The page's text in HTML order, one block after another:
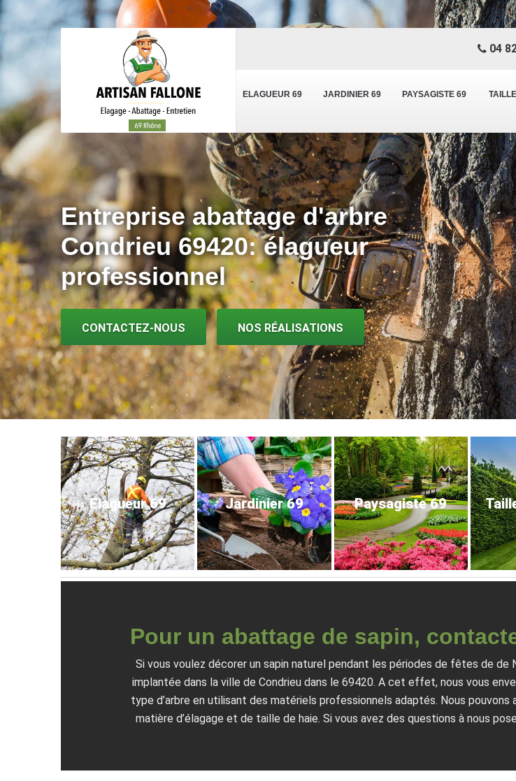
ELAGUEUR 69 JARDINIER 69 PAYSAGISTE 69
04
Entreprise abattage d'arbre
Condrieu 69420: élagueur
professionnel
CONTACTEZ-NOUS NOS RÉALISATIONS
Elagueur 69 Jardinier 69 Paysagiste 69
Pour un abattage de sapin,
Si vous voulez décorer un sapin naturel pendant les périodes de fêtes de
implantée dans la ville de Condrieu dans le 69420. A cet effet, nous vous
type d’arbre en utilisant des matériels professionnels adaptés. Nous
matière d’élagage et de taille de haie. Si vous avez des questions à nous